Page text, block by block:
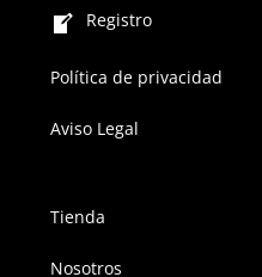
Registro
Política de privacidad
Aviso Legal
Tienda
Nosotros